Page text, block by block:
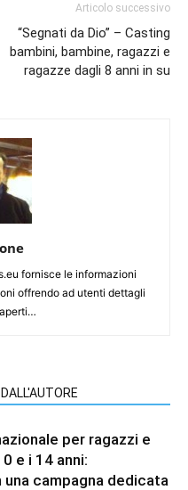
Articolo successivo
“Segnati da Dio” – Casting
bambini, bambine, ragazzi e
ragazze dagli 8 anni in su
fornisce le informazioni
offrendo ad utenti dettagli
per ragazzi e
e i 14 anni:
campagna dedicata